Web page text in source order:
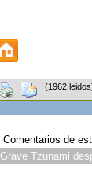
(1962
Comentarios de
Grave Tzunami